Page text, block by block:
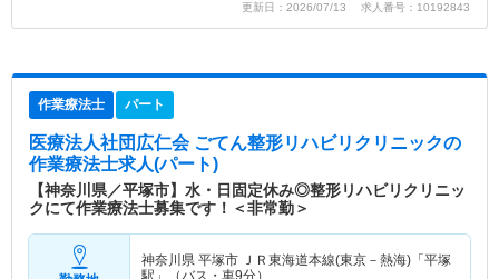
更新日：2026/07/13 求人番号：10192843
作業療法士 パート
医療法人社団広仁会 ごてん整形リハビリクリニックの
作業療法士求人(パート)
【神奈川県／平塚市】水・日固定休み◎整形リハビリクリニッ
クにて作業療法士募集です！＜非常勤＞
神奈川県 平塚市 ＪＲ東海道本線(東京－熱海)「平塚
駅」（バス・車9分）